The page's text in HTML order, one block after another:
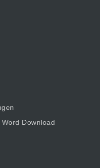
Download